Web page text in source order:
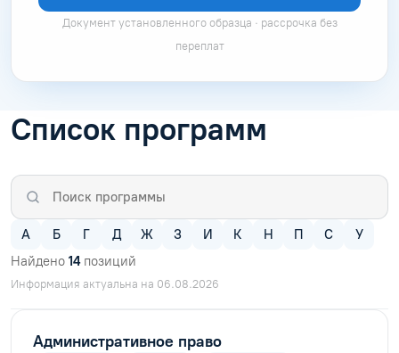
Документ установленного образца · рассрочка без
переплат
Список программ
А Б Г Д Ж З И К Н П С
У
Найдено 14позиций
Информация актуальна на 06.08.2026
Административное право